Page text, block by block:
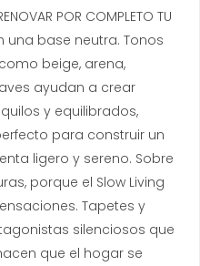
POR COMPLETO TU
una base neutra. Tonos
beige, arena,
ayudan a crear
y equilibrados,
para construir un
ligero y sereno. Sobre
porque el Slow Living
Tapetes y
silenciosos que
que el hogar se